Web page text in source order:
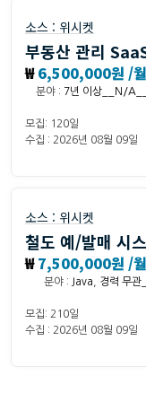
소스 : 위시켓
부동산 관리
₩6,500,000원 /월
분야 : 7년 이상__N/A__
모집: 120일
수집 : 2026년 08월 09일
소스 : 위시켓
철도 예/발매 시
₩7,500,000원 /월
분야 : Java 경력 무
모집: 210일
수집 : 2026년 08월 09일